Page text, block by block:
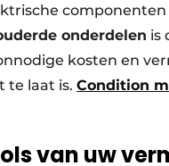
onderdelen is
kosten en
te laat is. Condition
van uw